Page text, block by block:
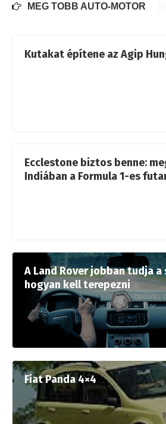
MÉG TÖBB AUTÓ-MOTOR
Kutakat építene az Agip
Ecclestone biztos benne:
Indiában a Formula 1-es
A Land Rover jobban tudja
hogyan kell terepezni
Fiat Panda 4×4